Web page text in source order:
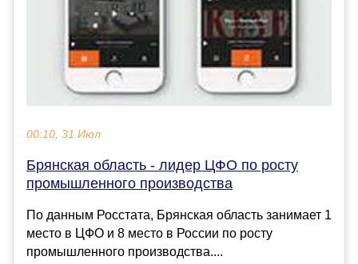
00:10, 31 Июл
Брянская область - лидер ЦФО по росту
промышленного производства
По данным Росстата, Брянская область занимает 1
место в ЦФО и 8 место в России по росту
промышленного производства....